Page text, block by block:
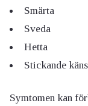
Smärta
Sveda
Hetta
Stickande
Symtomen kan